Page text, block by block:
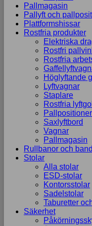
Pallmagasin
Pallyft och
Plattformshissar
Rostfria produkter
Elektriska
Rostfri
Rostfria
Höglyftande
Lyftvagnar
Staplare
Rostfria
Saxlyftbord
Vagnar
Pallmagasin
Rullbanor och
Stolar
Alla stolar
ESD-stolar
Kontorsstolar
Sadelstolar
Taburetter
Säkerhet